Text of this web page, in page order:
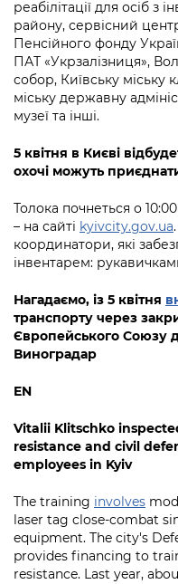
Підприємства,
Kyiv International
Річні звіти
Гендерна політика
Безбар'єрність
Портал Захисників
Безбар'єрність
Портал послуг
Важливе під час
Уряд» – місцевий
Важливе під час
Про відкриті дані
Портал даних Києва
Публічні дашборди
реабілітації для осіб з
району, сервісний
Пенсійного фонду
ПАТ «Укрзалізниця»,
собор, Київську міську
міську державну
музеї та інші.
5 квітня в Києві
охочі можуть
Толока почнеться о
– на сайті kyivcity.gov.ua
координатори, які
інвентарем:
Нагадаємо, із 5 квітня
транспорту через
Європейського Союзу
Виноградар
EN
Vitalii Klitschko
resistance and civil
employees in Kyiv
The training involves
laser tag close-combat
equipment. The city's
provides financing to
resistance. Last year,